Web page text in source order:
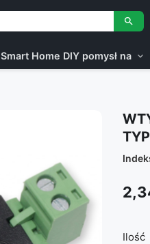

Smart Home DIY pomysł na expand_more
Ilość